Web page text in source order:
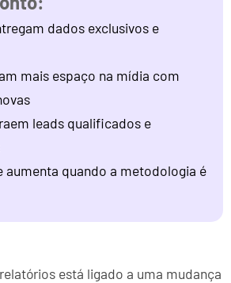
dados exclusivos e
mais espaço na mídia com
leads qualificados e
aumenta quando a metodologia é
está ligado a uma mudança